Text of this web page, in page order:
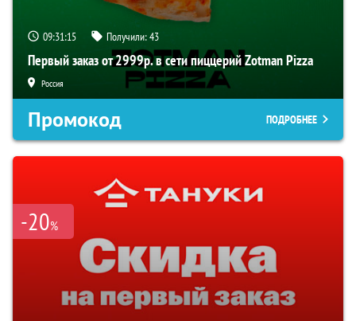
09:31:15 Получили:43
Первый заказ от 2999р. в сети пиццерий Zotman Pizza
Россия
Промокод ПОДРОБНЕЕ
-20%